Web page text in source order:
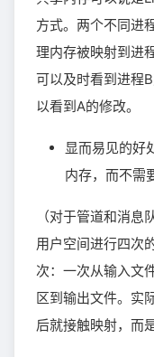
方式。两个不同进
理内存被映射到进
可以及时看到进程
以看到A的修改。
显而易见的好
内存，而不需
（对于管道和消
用户空间进行四次
次：一次从输入文
区到输出文件。实
后就接触映射，而